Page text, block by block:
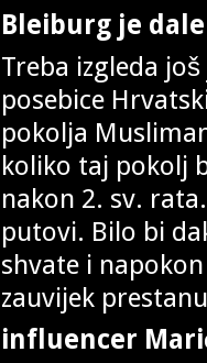
Bleiburg je
Treba izgleda
posebice
pokolja
koliko taj pokolj
nakon 2. sv.
putovi. Bilo bi
shvate i
zauvijek
influencer